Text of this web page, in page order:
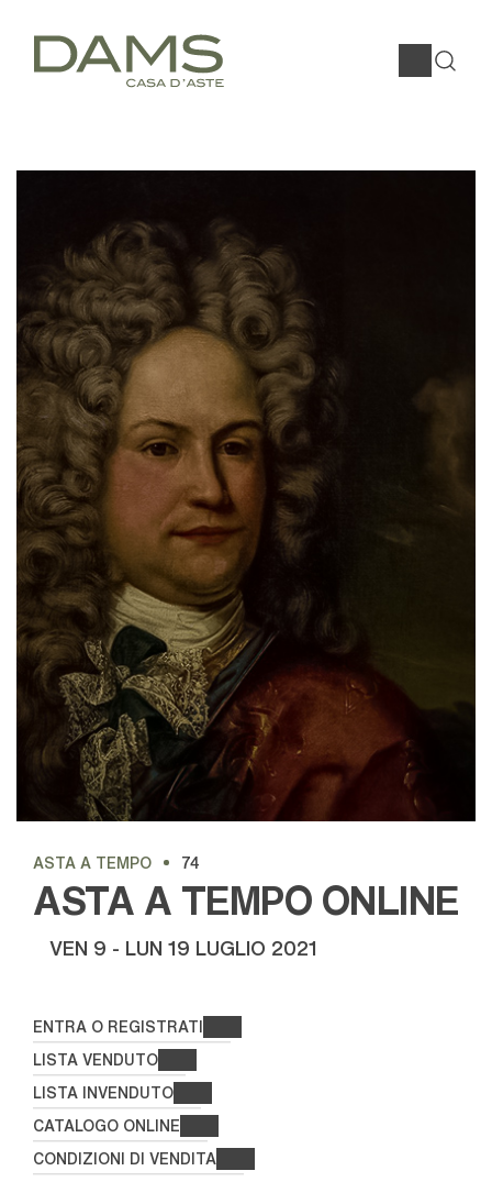
ASTA A TEMPO 74
ASTA A TEMPO ONLINE
VEN 9 - LUN 19 LUGLIO 2021
ENTRA O REGISTRATI
LISTA VENDUTO
LISTA INVENDUTO
CATALOGO ONLINE
CONDIZIONI DI VENDITA